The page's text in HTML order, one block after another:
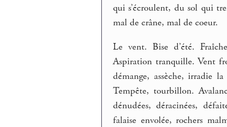
qui s’écroulent, du sol qui
mal de crâne, mal de coeur.
Le vent. Bise d’été.
Aspiration tranquille. Vent
démange, assèche, irradie
Tempête, tourbillon.
dénudées, déracinées,
falaise envolée, rochers